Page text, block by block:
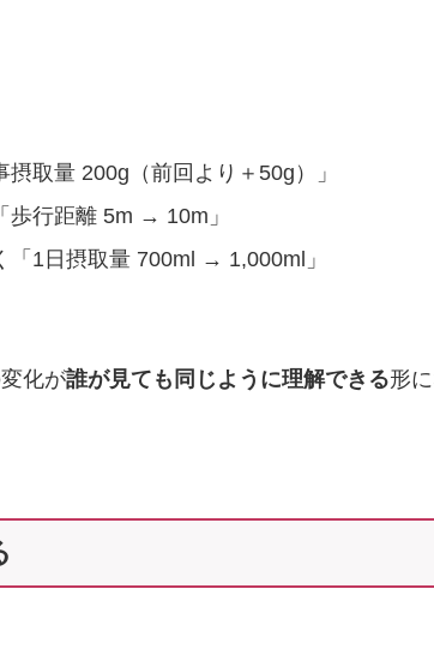
取量 200g（前回より＋50g）」
歩行距離 5m → 10m」
「1日摂取量 700ml → 1,000ml」
化が誰が見ても同じように理解できる形